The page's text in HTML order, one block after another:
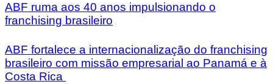
ABF ruma aos 40 anos impulsionando o
franchising brasileiro
ABF fortalece a internacionalização do franchising
brasileiro com missão empresarial ao Panamá e à
Costa Rica